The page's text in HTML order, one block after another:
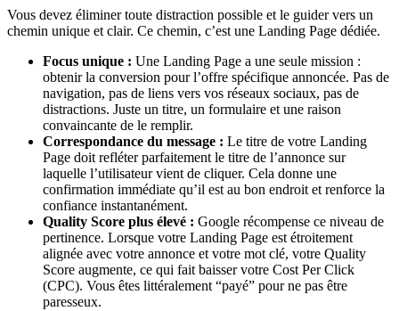
Vous devez éliminer toute distraction possible et le guider vers un
chemin unique et clair. Ce chemin, c’est une Landing Page dédiée.
Focus unique : Une Landing Page a une seule mission :
obtenir la conversion pour l’offre spécifique annoncée. Pas de
navigation, pas de liens vers vos réseaux sociaux, pas de
distractions. Juste un titre, un formulaire et une raison
convaincante de le remplir.
Correspondance du message : Le titre de votre Landing
Page doit refléter parfaitement le titre de l’annonce sur
laquelle l’utilisateur vient de cliquer. Cela donne une
confirmation immédiate qu’il est au bon endroit et renforce la
confiance instantanément.
Quality Score plus élevé : Google récompense ce niveau de
pertinence. Lorsque votre Landing Page est étroitement
alignée avec votre annonce et votre mot clé, votre Quality
Score augmente, ce qui fait baisser votre Cost Per Click
(CPC). Vous êtes littéralement “payé” pour ne pas être
paresseux.